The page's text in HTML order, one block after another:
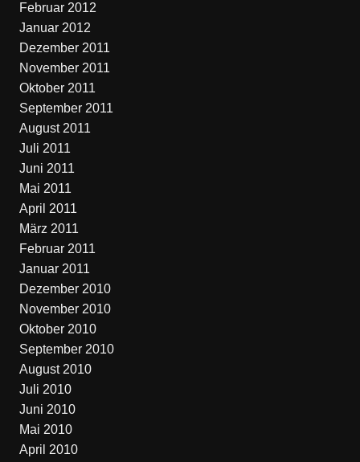
Februar 2012
Januar 2012
Dezember 2011
November 2011
Oktober 2011
September 2011
August 2011
Juli 2011
Juni 2011
Mai 2011
April 2011
März 2011
Februar 2011
Januar 2011
Dezember 2010
November 2010
Oktober 2010
September 2010
August 2010
Juli 2010
Juni 2010
Mai 2010
April 2010